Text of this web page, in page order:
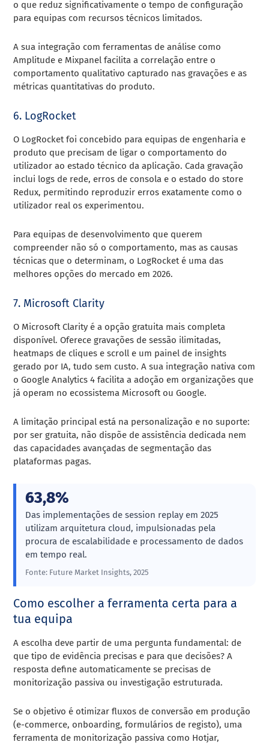
o que reduz significativamente o tempo de configuração
para equipas com recursos técnicos limitados.
A sua integração com ferramentas de análise como
Amplitude e Mixpanel facilita a correlação entre o
comportamento qualitativo capturado nas gravações e as
métricas quantitativas do produto.
6. LogRocket
O LogRocket foi concebido para equipas de engenharia e
produto que precisam de ligar o comportamento do
utilizador ao estado técnico da aplicação. Cada gravação
inclui logs de rede, erros de consola e o estado do store
Redux, permitindo reproduzir erros exatamente como o
utilizador real os experimentou.
Para equipas de desenvolvimento que querem
compreender não só o comportamento, mas as causas
técnicas que o determinam, o LogRocket é uma das
melhores opções do mercado em 2026.
7. Microsoft Clarity
O Microsoft Clarity é a opção gratuita mais completa
disponível. Oferece gravações de sessão ilimitadas,
heatmaps de cliques e scroll e um painel de insights
gerado por IA, tudo sem custo. A sua integração nativa com
o Google Analytics 4 facilita a adoção em organizações que
já operam no ecossistema Microsoft ou Google.
A limitação principal está na personalização e no suporte:
por ser gratuita, não dispõe de assistência dedicada nem
das capacidades avançadas de segmentação das
plataformas pagas.
63,8%
Das implementações de session replay em 2025
utilizam arquitetura cloud, impulsionadas pela
procura de escalabilidade e processamento de dados
em tempo real.
Fonte: Future Market Insights, 2025
Como escolher a ferramenta certa para a
tua equipa
A escolha deve partir de uma pergunta fundamental: de
que tipo de evidência precisas e para que decisões? A
resposta define automaticamente se precisas de
monitorização passiva ou investigação estruturada.
Se o objetivo é otimizar fluxos de conversão em produção
(e-commerce, onboarding, formulários de registo), uma
ferramenta de monitorização passiva como Hotjar,